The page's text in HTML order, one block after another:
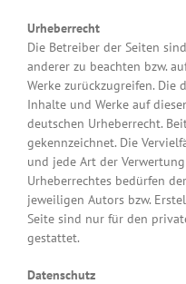
Urheberrecht
Die Betreiber der Seiten
anderer zu beachten bzw.
Werke zurückzugreifen.
Inhalte und Werke auf
deutschen Urheberrecht.
gekennzeichnet. Die
und jede Art der
Urheberrechtes bedürfen
jeweiligen Autors bzw.
Seite sind nur für den
gestattet.
Datenschutz